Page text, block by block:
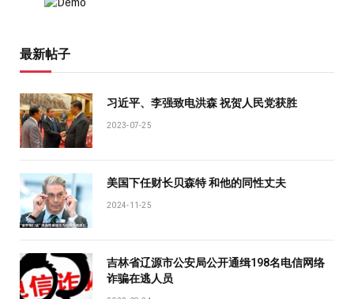
最新帖子
习近平、李强致电洪森 祝贺人民党获胜
2023-07-25
美国下任财长贝森特 和他的同性丈夫
2024-11-25
吉林省辽源市公安局公开通缉198名电信网络
诈骗在逃人员